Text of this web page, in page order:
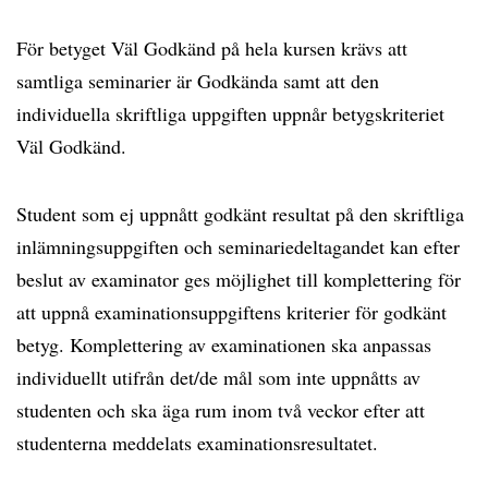
För betyget Väl Godkänd på hela kursen krävs att
samtliga seminarier är Godkända samt att den
individuella skriftliga uppgiften uppnår betygskriteriet
Väl Godkänd.
Student som ej uppnått godkänt resultat på den skriftliga
inlämningsuppgiften och seminariedeltagandet kan efter
beslut av examinator ges möjlighet till komplettering för
att uppnå examinationsuppgiftens kriterier för godkänt
betyg. Komplettering av examinationen ska anpassas
individuellt utifrån det/de mål som inte uppnåtts av
studenten och ska äga rum inom två veckor efter att
studenterna meddelats examinationsresultatet.